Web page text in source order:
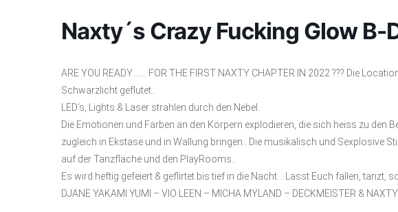
Naxty´s Crazy Fucking Glow B-
ARE YOU READY……. FOR THE FIRST NAXTY CHAPTER IN 2022 ??? Die
Schwarzlicht geflutet..
LED’s, Lights & Laser strahlen durch den Nebel..
Die Emotionen und Farben an den Körpern explodieren, die sich heiss zu den
zugleich in Ekstase und in Wallung bringen.. Die musikalisch und Sexplosive
auf der Tanzfläche und den PlayRooms..
Es wird heftig gefeiert & geflirtet bis tief in die Nacht… Lasst Euch fallen, tanzt,
DJANE YAKAMI YUMI – VIO LEEN – MICHA MYLAND – DECKMEISTER &